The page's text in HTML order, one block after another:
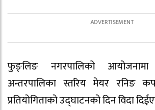
फुङ्लिङ नगरपालिको
अन्तरपालिका स्तरिय मेयर रनिङ
प्रतियोगिताको उद्घाटनको दिन विदा